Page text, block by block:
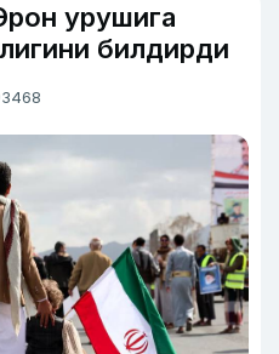
урушига
билдирди
3468